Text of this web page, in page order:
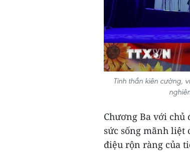
Tinh thần kiên cường,
Chương Ba với chủ
sức sống mãnh liệt
điệu rộn ràng của